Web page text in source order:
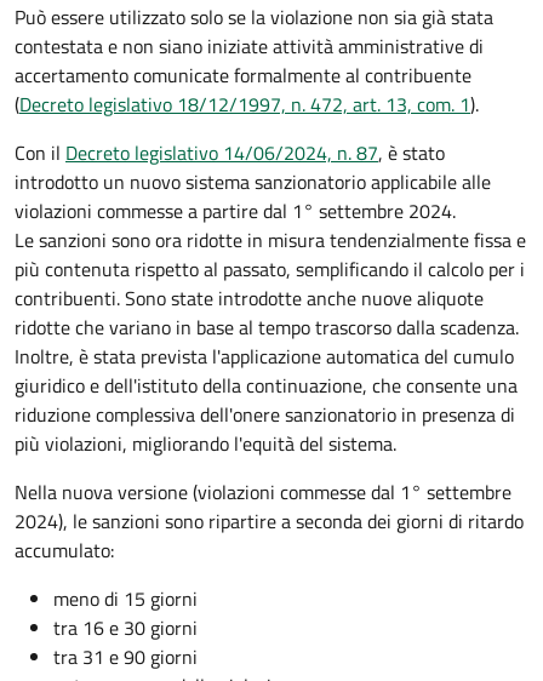
Può essere utilizzato solo se la violazione non sia già stata
contestata e non siano iniziate attività amministrative di
accertamento comunicate formalmente al contribuente
(Decreto legislativo 18/12/1997, n. 472, art. 13, com. 1).
Con il Decreto legislativo 14/06/2024, n. 87, è stato
introdotto un nuovo sistema sanzionatorio applicabile alle
violazioni commesse a partire dal 1° settembre 2024.
Le sanzioni sono ora ridotte in misura tendenzialmente fissa e
più contenuta rispetto al passato, semplificando il calcolo per i
contribuenti. Sono state introdotte anche nuove aliquote
ridotte che variano in base al tempo trascorso dalla scadenza.
Inoltre, è stata prevista l'applicazione automatica del cumulo
giuridico e dell'istituto della continuazione, che consente una
riduzione complessiva dell'onere sanzionatorio in presenza di
più violazioni, migliorando l'equità del sistema.
Nella nuova versione (violazioni commesse dal 1° settembre
2024), le sanzioni sono ripartire a seconda dei giorni di ritardo
accumulato:
meno di 15 giorni
tra 16 e 30 giorni
tra 31 e 90 giorni